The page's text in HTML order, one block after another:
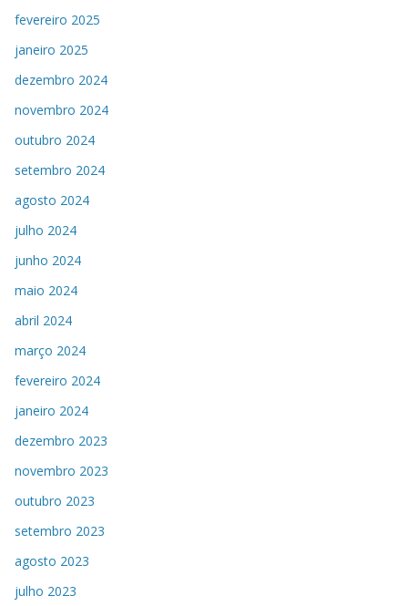
fevereiro 2025
janeiro 2025
dezembro 2024
novembro 2024
outubro 2024
setembro 2024
agosto 2024
julho 2024
junho 2024
maio 2024
abril 2024
março 2024
fevereiro 2024
janeiro 2024
dezembro 2023
novembro 2023
outubro 2023
setembro 2023
agosto 2023
julho 2023